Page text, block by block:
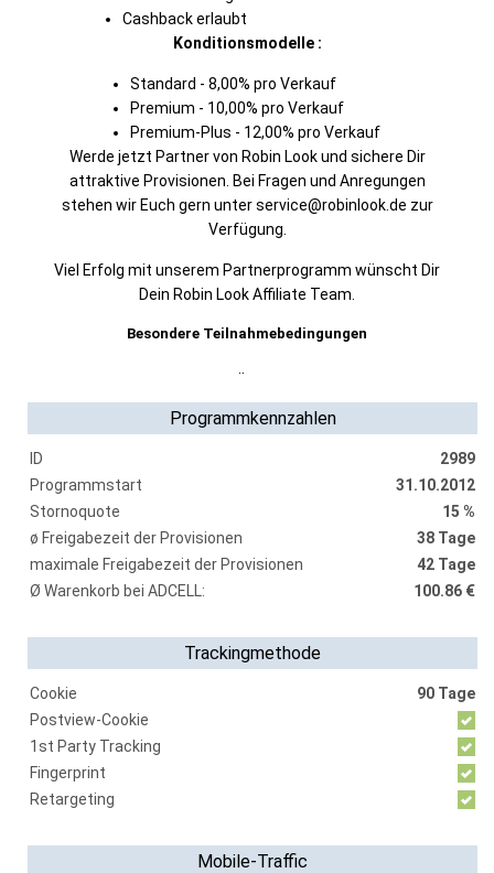
Cashback erlaubt
Konditionsmodelle :
Standard - 8,00% pro Verkauf
Premium - 10,00% pro Verkauf
Premium-Plus - 12,00% pro Verkauf
Werde jetzt Partner von Robin Look und sichere Dir
attraktive Provisionen. Bei Fragen und Anregungen
stehen wir Euch gern unter service@robinlook.de zur
Verfügung.
Viel Erfolg mit unserem Partnerprogramm wünscht Dir
Dein Robin Look Affiliate Team.
Besondere Teilnahmebedingungen
Programmkennzahlen
ID
2989
Programmstart
31.10.2012
Stornoquote
15 %
ø Freigabezeit der Provisionen
38 Tage
maximale Freigabezeit der Provisionen
42 Tage
Ø Warenkorb bei ADCELL:
100.86 €
Trackingmethode
Cookie
90 Tage
Postview-Cookie
1st Party Tracking
Fingerprint
Retargeting
Mobile-Traffic